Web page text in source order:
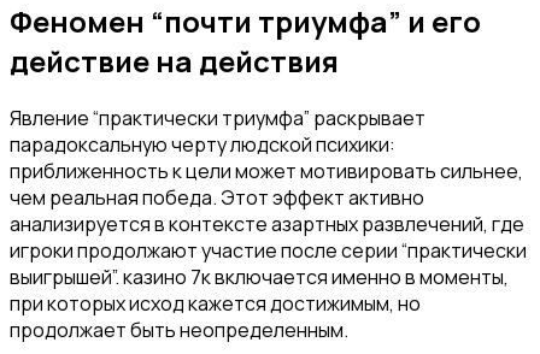
Феномен “почти триумфа” и его
действие на действия
Явление “практически триумфа” раскрывает
парадоксальную черту людской психики:
приближенность к цели может мотивировать сильнее,
чем реальная победа. Этот эффект активно
анализируется в контексте азартных развлечений, где
игроки продолжают участие после серии “практически
выигрышей”. казино 7к включается именно в моменты,
при которых исход кажется достижимым, но
продолжает быть неопределенным.